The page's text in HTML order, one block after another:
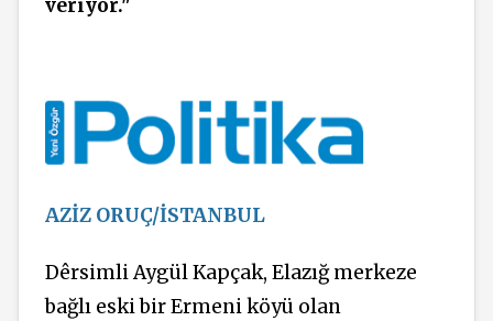
veriyor."
AZİZ ORUÇ/İSTANBUL
DêrsimliAygül Kapçak, Elazığ merkeze
bağlı eski bir Ermeni köyü olan